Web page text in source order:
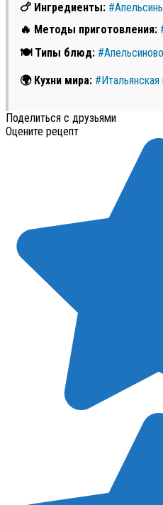
🍗 Ингредиенты:
🔥 Методы приготовления:
🍽 Типы блюд:
🌍 Кухни мира: #Итальянская
Поделиться с друзьями
Оцените рецепт